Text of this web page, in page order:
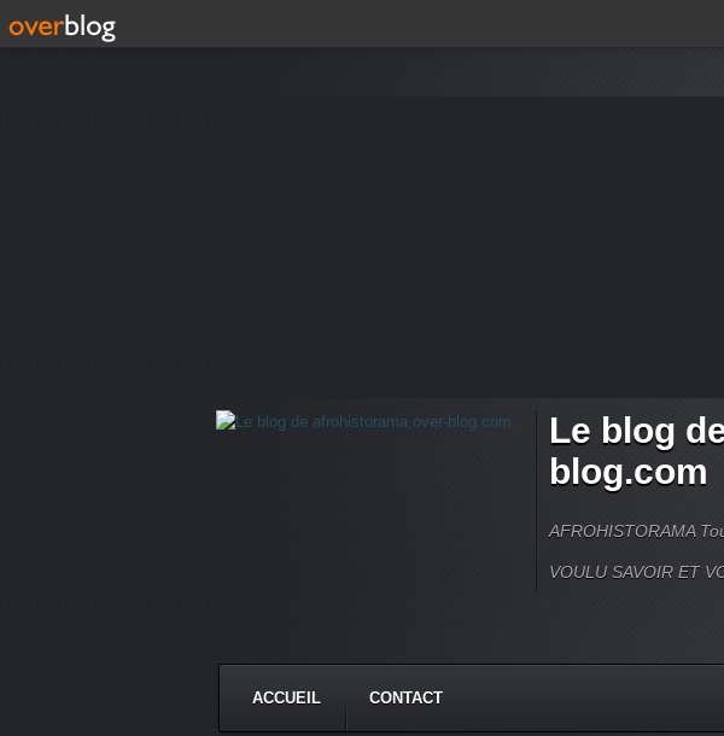
Le blog
blog.com
AFROHISTORAMA
VOULU SAVOIR ET
ACCUEIL CONTACT